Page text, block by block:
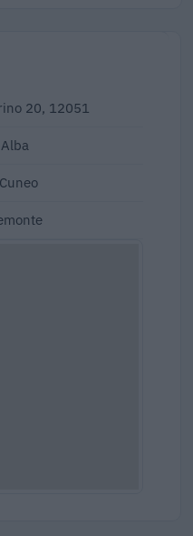
20, 12051
Alba
Cuneo